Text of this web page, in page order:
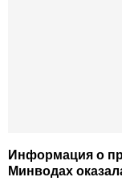
Информация о
Минводах